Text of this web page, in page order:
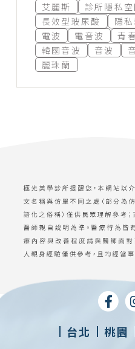
艾麗斯
診所隱私空
長效型玻尿酸
隱
電波
電音波 青
韓國音波
音波
麗珠蘭
台北 桃園